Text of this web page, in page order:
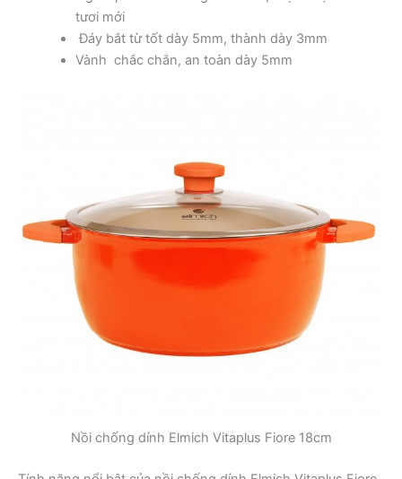
tươi mới
Đáy bắt từ tốt dày 5mm, thành dày 3mm
Vành chắc chắn, an toàn dày 5mm
Nồi chống dính Elmich Vitaplus Fiore 18cm